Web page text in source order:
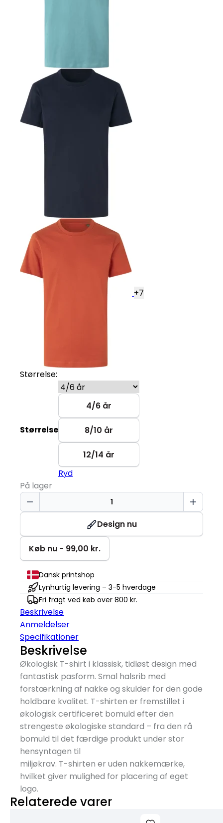
+7
Størrelse:
Størrelse
4/6 år
8/10 år
12/14 år
Ryd
På lager
Økologisk
T-
|
Børn
antal
Design nu
Køb nu - 99,00 kr.
Dansk printshop
Lynhurtig levering – 3-5 hverdage
Fri fragt ved køb over 800 kr.
Beskrivelse
Anmeldelser
Specifikationer
Beskrivelse
Økologisk T-shirt i klassisk, tidløst design med
fantastisk pasform. Smal halsrib med
forstærkning af nakke og skulder for den gode
holdbare kvalitet. T-shirten er fremstillet i
økologisk certificeret bomuld efter den
strengeste økologiske standard – fra den rå
bomuld til det færdige produkt under stor
hensyntagen til
miljøkrav. T-shirten er uden nakkemærke,
hvilket giver mulighed for placering af eget
logo.
Relaterede varer